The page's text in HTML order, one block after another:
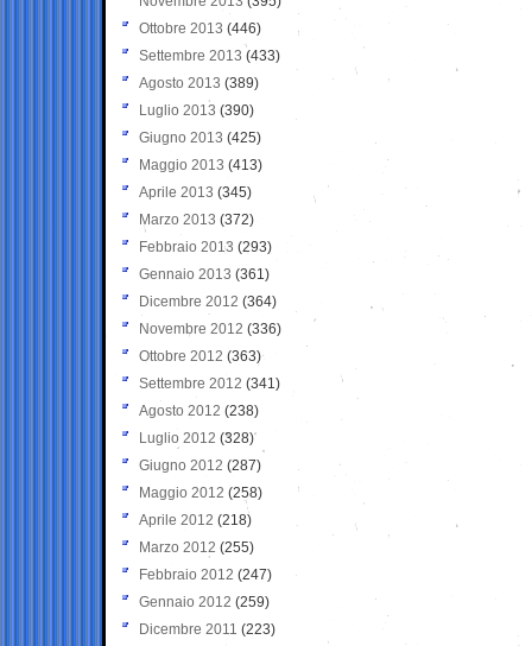
Ottobre 2013 (446)
Settembre 2013 (433)
Agosto 2013 (389)
Luglio 2013 (390)
Giugno 2013 (425)
Maggio 2013 (413)
Aprile 2013 (345)
Marzo 2013 (372)
Febbraio 2013 (293)
Gennaio 2013 (361)
Dicembre 2012 (364)
Novembre 2012 (336)
Ottobre 2012 (363)
Settembre 2012 (341)
Agosto 2012 (238)
Luglio 2012 (328)
Giugno 2012 (287)
Maggio 2012 (258)
Aprile 2012 (218)
Marzo 2012 (255)
Febbraio 2012 (247)
Gennaio 2012 (259)
Dicembre 2011 (223)